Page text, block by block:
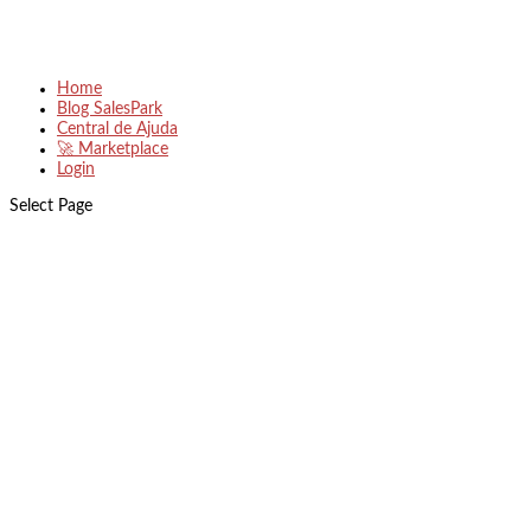
Home
Blog SalesPark
Central de Ajuda
🚀 Marketplace
Login
Select Page